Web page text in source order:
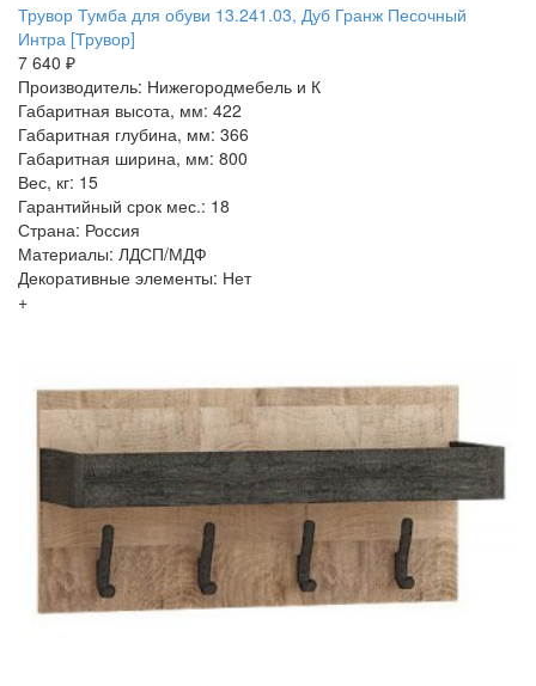
Трувор Тумба для обуви 13.241.03, Дуб Гранж Песочный
Интра [Трувор]
7 640 ₽
Производитель: Нижегородмебель и К
Габаритная высота, мм: 422
Габаритная глубина, мм: 366
Габаритная ширина, мм: 800
Вес, кг: 15
Гарантийный срок мес.: 18
Страна: Россия
Материалы: ЛДСП/МДФ
Декоративные элементы: Нет
+